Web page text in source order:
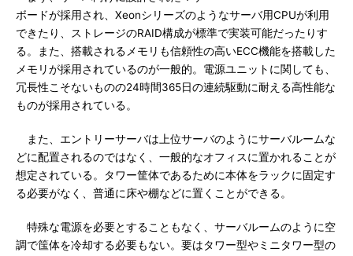
ボードが採用され、Xeonシリーズのようなサーバ用CPUが利用
できたり、ストレージのRAID構成が標準で実装可能だったりす
る。また、搭載されるメモリも信頼性の高いECC機能を搭載した
メモリが採用されているのが一般的。電源ユニットに関しても、
冗長性こそないものの24時間365日の連続駆動に耐える高性能な
ものが採用されている。
また、エントリーサーバは上位サーバのようにサーバルームな
どに配置されるのではなく、一般的なオフィスに置かれることが
想定されている。タワー筐体であるために本体をラックに固定す
る必要がなく、普通に床や棚などに置くことができる。
特殊な電源を必要とすることもなく、サーバルームのように空
調で筺体を冷却する必要もない。要はタワー型やミニタワー型の